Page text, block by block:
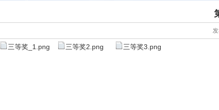
三等奖_1.png 三等奖2.png 三等奖3.png